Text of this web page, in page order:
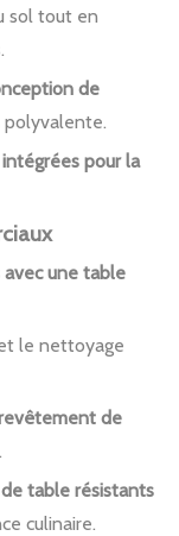
sol tout en
de
polyvalente.
pour la
une table
le nettoyage
de
.
table résistants
culinaire.